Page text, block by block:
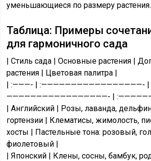
уменьшающиеся по размеру растения.
Таблица: Примеры
для гармоничного сада
| Стиль сада | Основные растения |
растения | Цветовая палитра |
| :———- | :—————————————————- |
—————————————————- |
| Английский | Розы, лаванда,
гортензии | Клематисы, жимолость,
хосты | Пастельные тона: розовый,
фиолетовый |
| Японский | Клены, сосны, бамбук,